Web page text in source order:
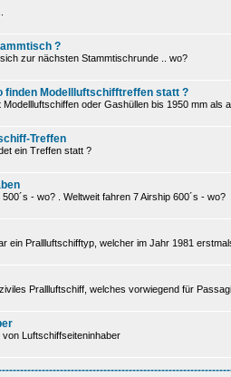
?
zur nächsten Stammtischrunde .. wo?
finden Modellluftschifftreffen statt ?
oder Gashüllen bis 1950 mm als
Treffen
ein Treffen statt ?
- wo? . Weltweit fahren 7 Airship 600´s - wo?
ein Prallluftschifftyp, welcher im Jahr 1981
Prallluftschiff, welches vorwiegend für
Luftschiffseiteninhaber